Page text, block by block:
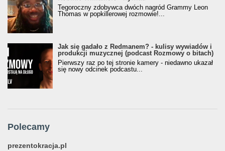
Tegoroczny zdobywca dwóch nagród Grammy Leon
Thomas w popkillerowej rozmowie!...
Jak się gadało z Redmanem? - kulisy wywiadów i
produkcji muzycznej (podcast Rozmowy o bitach)
Pierwszy raz po tej stronie kamery - niedawno ukazał
się nowy odcinek podcastu...
Polecamy
prezentokracja.pl